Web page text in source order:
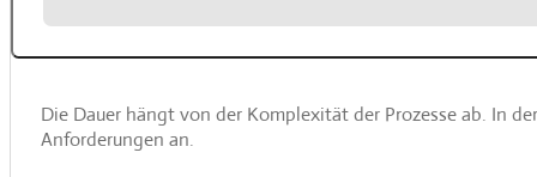
Die Dauer hängt von der Komplexität der Prozesse ab. In
Anforderungen an.